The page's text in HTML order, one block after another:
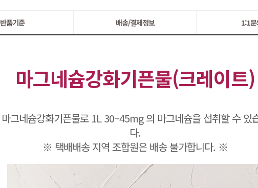
반품기준 배송/결제정보 1:1
마그네슘강화기픈물(크레이트)
마그네슘강화기픈물로 1L 30~45mg 의 마그네슘을 섭취할 수 있
다.
※ 택배배송 지역 조합원은 배송 불가합니다. ※